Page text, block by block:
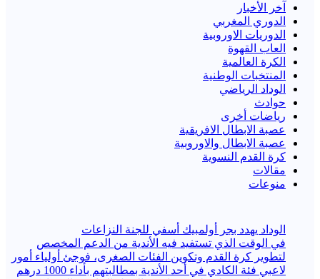
آخر الأخبار
الدوري المغربي
الدوريات الاوروبية
العاب القهوة
الكرة العالمية
المنتخبات الوطنية
الوداد الرياضي
حوادث
رياضات أخرى
عصبة الابطال الافريقية
عصبة الابطال والاوروبية
كرة القدم النسوية
مقالات
منوعات
الوداد يهدد بجر أولمبيك أسفي للجنة النزاعات
في الوقت الذي تستفيد فيه الأندية من الدعم المخصص
لتطوير كرة القدم وتكوين الفئات الصغرى، فوجئ أولياء أمور
لاعبي فئة الكادي في أحد الأندية بمطالبتهم بأداء 1000 درهم